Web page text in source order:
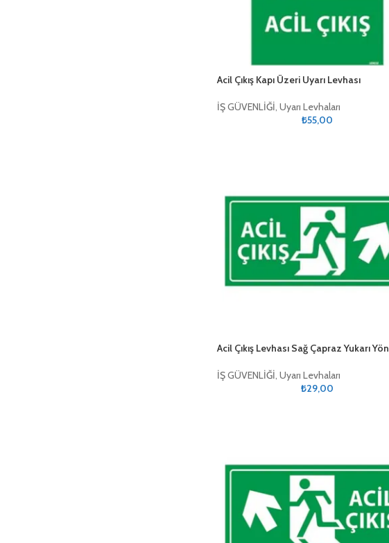
Acil Çıkış Kapı Üzeri Uyarı Levhası
İŞ GÜVENLİĞİ, Uyarı Levhaları
₺55,00
Acil Çıkış Levhası Sağ Çapraz Yukarı Yön
İŞ GÜVENLİĞİ, Uyarı Levhaları
₺29,00